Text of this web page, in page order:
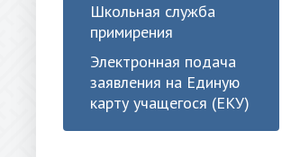
Школьная служба
примирения
Электронная подача
заявления на Единую
карту учащегося (ЕКУ)